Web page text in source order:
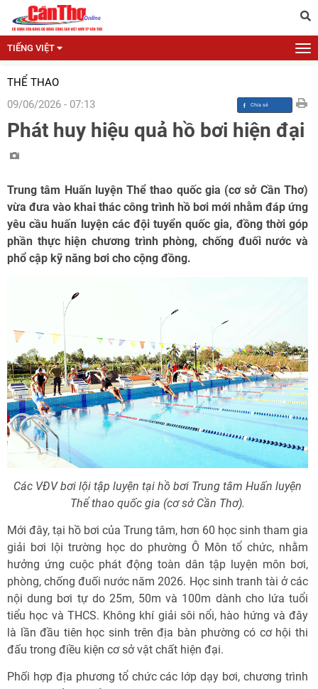
TIẾNG VIỆT
THỂ THAO
09/06/2026 - 07:13
Phát huy hiệu quả hồ bơi hiện đại
Trung tâm Huấn luyện Thể thao quốc gia (cơ sở Cần Thơ)
vừa đưa vào khai thác công trình hồ bơi mới nhằm đáp ứng
yêu cầu huấn luyện các đội tuyển quốc gia, đồng thời góp
phần thực hiện chương trình phòng, chống đuối nước và
phổ cập kỹ năng bơi cho cộng đồng.
Các VĐV bơi lội tập luyện tại hồ bơi Trung tâm Huấn luyện
Thể thao quốc gia (cơ sở Cần Thơ).
Mới đây, tại hồ bơi của Trung tâm, hơn 60 học sinh tham gia
giải bơi lội trường học do phường Ô Môn tổ chức, nhằm
hưởng ứng cuộc phát động toàn dân tập luyện môn bơi,
phòng, chống đuối nước năm 2026. Học sinh tranh tài ở các
nội dung bơi tự do 25m, 50m và 100m dành cho lứa tuổi
tiểu học và THCS. Không khí giải sôi nổi, hào hứng và đây
là lần đầu tiên học sinh trên địa bàn phường có cơ hội thi
đấu trong điều kiện cơ sở vật chất hiện đại.
Phối hợp địa phương tổ chức các lớp dạy bơi, chương trình